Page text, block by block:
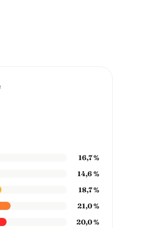
16,7 %
14,6 %
18,7 %
21,0 %
20,0 %